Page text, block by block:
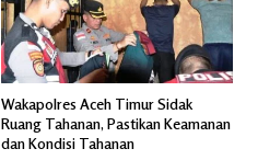
Wakapolres Aceh Timur Sidak
Ruang Tahanan, Pastikan Keamanan
dan Kondisi Tahanan